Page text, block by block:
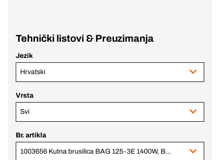
Tehnički listovi & Preuzimanja
Jezik
Hrvatski
Vrsta
Svi
Br. artikla
1003656 Kutna brusilica BAG 125-3E 1400W, BC+